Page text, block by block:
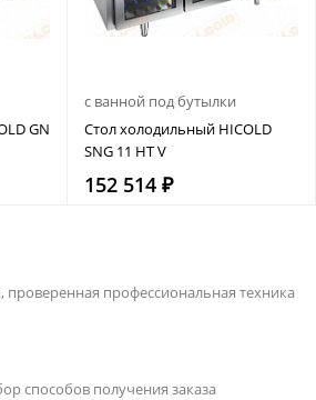
GN
с ванной под бутылки
Стол холодильный HICOLD
SNG 11 HT V
152 514 ₽
проверенная профессиональная техника
способов получения заказа